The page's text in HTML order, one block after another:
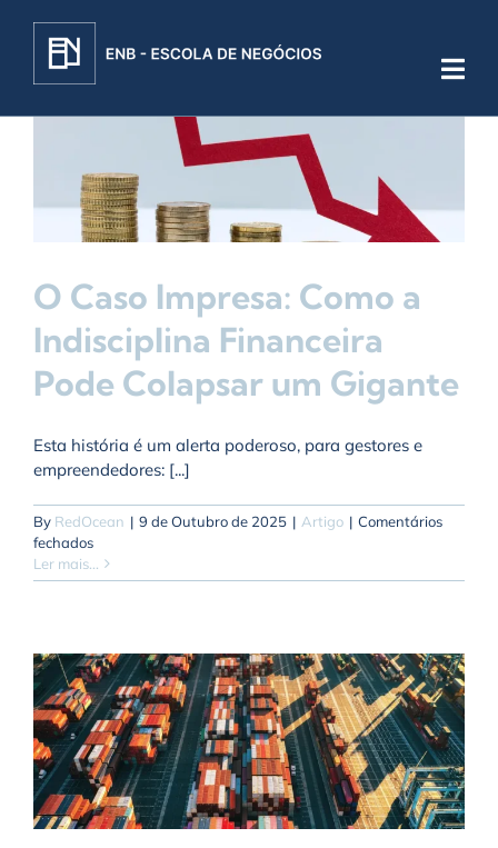
content
O Caso Impresa: Como a
Indisciplina Financeira
Pode Colapsar um Gigante
Esta história é um alerta poderoso, para gestores e
empreendedores: [...]
By RedOcean | 9 de Outubro de 2025 | Artigo | Comentários
fechadosem
Caso
Indisciplina
Financeira
Pode
Colapsar
um
Gigante
Ler mais...